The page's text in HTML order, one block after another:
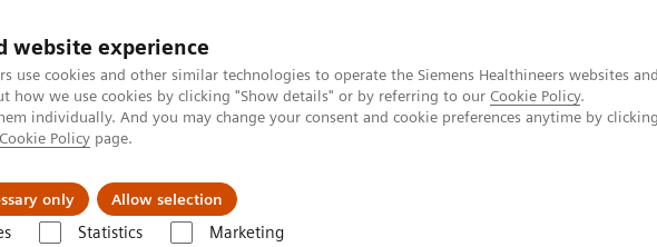
website experience
use cookies and other similar technologies to operate the Siemens Healthineers websites
how we use cookies by clicking "Show details" or by referring to our Cookie Policy.
individually. And you may change your consent and cookie preferences anytime by
Cookie Policy page.
only Allow selection
Statistics Marketing
Karşılaşılan Zorluklar ve Çözüm Yolları